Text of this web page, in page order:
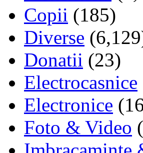
Copii (185)
Diverse
Donatii (23)
Electrocasnice
Electronice
Foto & Video